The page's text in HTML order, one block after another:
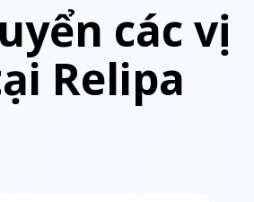
các vị
Relipa